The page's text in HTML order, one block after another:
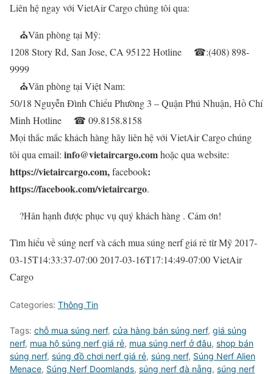
Liên hệ ngay với VietAir Cargo chúng tôi qua:
⛪Văn phòng tại Mỹ:
1208 Story Rd, San Jose, CA 95122 Hotline
☎:(408) 898-
9999
⛪Văn phòng tại Việt Nam:
50/18 Nguyễn Đình Chiểu Phường 3 – Quận Phú Nhuận, Hồ Chí
Minh Hotline
☎ 09.8158.8158
Mọi thắc mắc khách hàng hãy liên hệ với VietAir Cargo chúng
tôi qua email: info@vietaircargo.comhoặc qua website:
https://vietaircargo.com,facebook:
https://facebook.com/vietaircargo.
?Hân hạnh được phục vụ quý khách hàng . Cảm ơn!
Tìm hiểu về súng nerf và cách mua súng nerf giá rẻ từ Mỹ2017-
03-15T14:33:37-07:002017-03-16T17:14:49-07:00VietAir
Cargo
Categories: Thông Tin
Tags: chỗ mua súng nerf, cửa hàng bán súng nerf, giá súng
nerf, mua hộ súng nerf giá rẻ, mua súng nerf ở đâu, shop bán
súng nerf, súng đồ chơi nerf giá rẻ, súng nerf, Súng Nerf Alien
Menace, Súng Nerf Doomlands, súng nerf đà nẵng, súng nerf